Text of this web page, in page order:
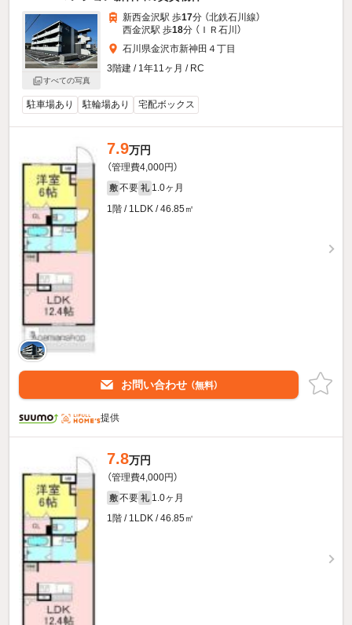
すべての写真
新西金沢駅 歩17分 （北鉄石川線）
西金沢駅 歩18分 （ＩＲ石川）
石川県金沢市新神田４丁目
3階建 / 1年11ヶ月 / RC
駐車場あり 駐輪場あり 宅配ボックス
7.9万円
（管理費4,000円）
敷 不要 礼 1.0ヶ月
1階 / 1LDK / 46.85㎡
お問い合わせ （無料）
提供
7.8万円
（管理費4,000円）
敷 不要 礼 1.0ヶ月
1階 / 1LDK / 46.85㎡